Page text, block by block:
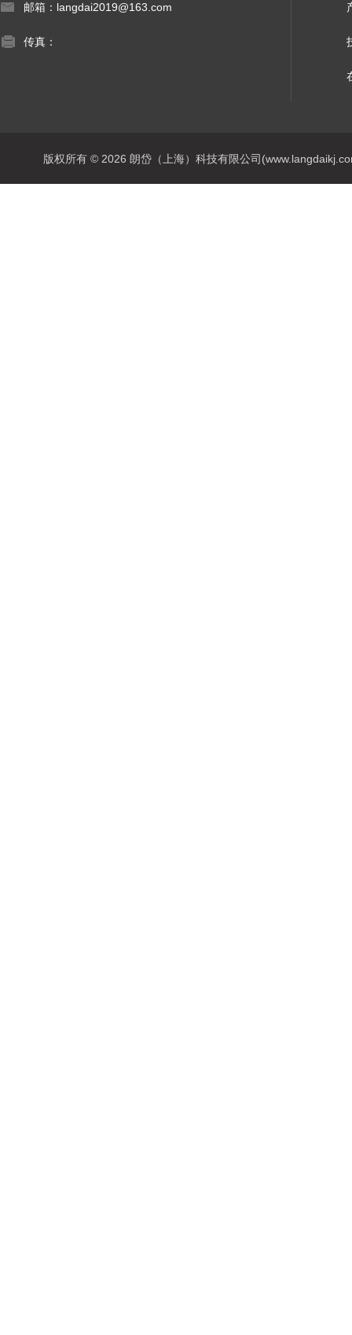
邮箱：langdai2019@163.com
传真：
版权所有 © 2026 朗岱（上海）科技有限公司